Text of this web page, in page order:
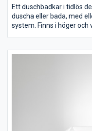
Ett duschbadkar i tidlös
duscha eller bada, med
system. Finns i höger